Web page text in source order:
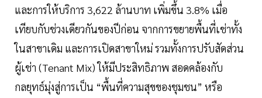
และการให้บริการ 3,622 ล้านบาท เพิ่มขึ้น 3.8% เมื่อ
เทียบกับช่วงเดียวกันของปีก่อน จากการขยายพื้นที่เช่าทั้ง
ในสาขาเดิม และการเปิดสาขาใหม่ รวมทั้งการปรับสัดส่วน
ผู้เช่า (Tenant Mix) ให้มีประสิทธิภาพ สอดคล้องกับ
กลยุทธ์มุ่งสู่การเป็น “พื้นที่ความสุขของชุมชน” หรือ